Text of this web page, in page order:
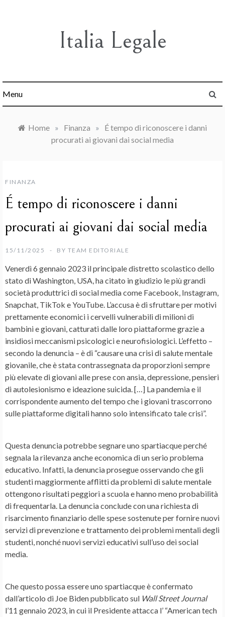
Italia Legale
Menu
Home » Finanza »
É tempo di riconoscere i danni
procurati ai giovani dai social media
FINANZA
É tempo di riconoscere i danni
procurati ai giovani dai social media
15/11/2025 BY TEAM EDITORIALE
Venerdì 6 gennaio 2023 il principale distretto scolastico dello
stato di Washington, USA, ha citato in giudizio le più grandi
società produttrici di social media come Facebook, Instagram,
Snapchat, TikTok e YouTube. L’accusa è di sfruttare per motivi
prettamente economici i cervelli vulnerabili di milioni di
bambini e giovani, catturati dalle loro piattaforme grazie a
insidiosi meccanismi psicologici e neurofisiologici. L’effetto –
secondo la denuncia – è di “causare una crisi di salute mentale
giovanile, che è stata contrassegnata da proporzioni sempre
più elevate di giovani alle prese con ansia, depressione, pensieri
di autolesionismo e ideazione suicida. […] La pandemia e il
corrispondente aumento del tempo che i giovani trascorrono
sulle piattaforme digitali hanno solo intensificato tale crisi”.
Questa denuncia potrebbe segnare uno spartiacque perché
segnala la rilevanza anche economica di un serio problema
educativo. Infatti, la denuncia prosegue osservando che gli
studenti maggiormente afflitti da problemi di salute mentale
ottengono risultati peggiori a scuola e hanno meno probabilità
di frequentarla. La denuncia conclude con una richiesta di
risarcimento finanziario delle spese sostenute per fornire nuovi
servizi di prevenzione e trattamento dei problemi mentali degli
studenti, nonché nuovi servizi educativi sull’uso dei social
media.
Che questo possa essere uno spartiacque è confermato
dall’articolo di Joe Biden pubblicato sul Wall Street Journal
l’11 gennaio 2023, in cui il Presidente attacca l’ “American tech